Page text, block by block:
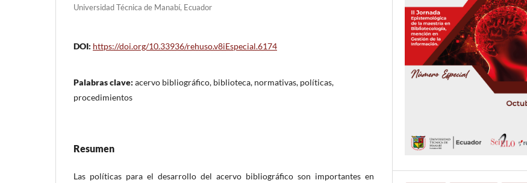
Universidad Técnica de Manabí, Ecuador
DOI: https://doi.org/10.33936/rehuso.v8iEspecial.6174
Palabras clave: acervo bibliográfico, biblioteca, normativas, políticas,
procedimientos
Resumen
Las políticas para el desarrollo del acervo bibliográfico son importantes en